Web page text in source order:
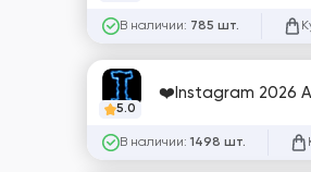
В наличии: 785 шт.
5.0
❤️Instagram 2026
В наличии: 1498 шт.